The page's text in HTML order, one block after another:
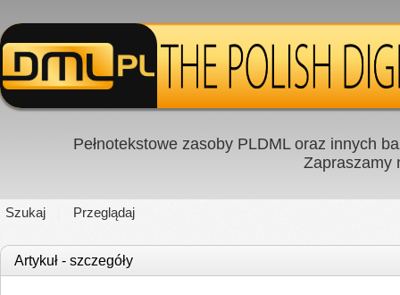
Pełnotekstowe zasoby PLDML oraz innych
Zapraszamy
Szukaj Przeglądaj
Artykuł - szczegóły